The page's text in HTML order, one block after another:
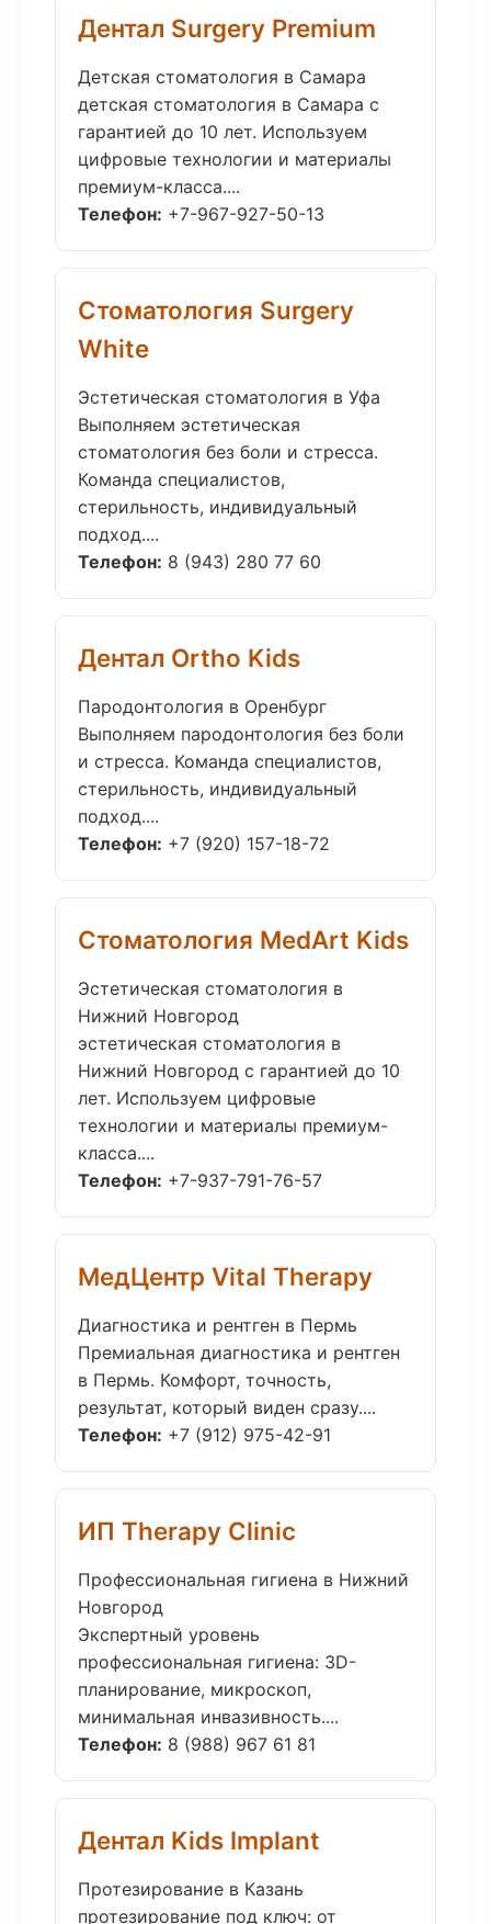
Дентал Surgery Premium
Детская стоматология в Самара
детская стоматология в Самара с
гарантией до 10 лет. Используем
цифровые технологии и материалы
премиум-класса....
Телефон: +7-967-927-50-13
Стоматология Surgery
White
Эстетическая стоматология в Уфа
Выполняем эстетическая
стоматология без боли и стресса.
Команда специалистов,
стерильность, индивидуальный
подход....
Телефон: 8 (943) 280 77 60
Дентал Ortho Kids
Пародонтология в Оренбург
Выполняем пародонтология без боли
и стресса. Команда специалистов,
стерильность, индивидуальный
подход....
Телефон: +7 (920) 157-18-72
Стоматология MedArt Kids
Эстетическая стоматология в
Нижний Новгород
эстетическая стоматология в
Нижний Новгород с гарантией до 10
лет. Используем цифровые
технологии и материалы премиум-
класса....
Телефон: +7-937-791-76-57
МедЦентр Vital Therapy
Диагностика и рентген в Пермь
Премиальная диагностика и рентген
в Пермь. Комфорт, точность,
результат, который виден сразу....
Телефон: +7 (912) 975-42-91
ИП Therapy Clinic
Профессиональная гигиена в Нижний
Новгород
Экспертный уровень
профессиональная гигиена: 3D-
планирование, микроскоп,
минимальная инвазивность....
Телефон: 8 (988) 967 61 81
Дентал Kids Implant
Протезирование в Казань
протезирование под ключ: от